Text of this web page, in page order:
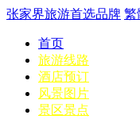
张家界旅游首选品牌 繁
首页
旅游线路
酒店预订
风景图片
景区景点